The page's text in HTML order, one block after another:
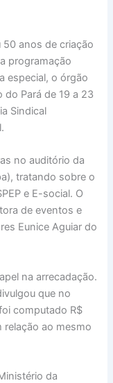
50 anos de criação
programação
especial, o órgão
Pará de 19 a 23
Sindical
no auditório da
tratando sobre o
e E-social. O
de eventos e
Eunice Aguiar do
na arrecadação.
que no
computado R$
relação ao mesmo
da